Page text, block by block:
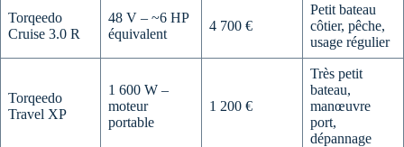
Torqeedo
Cruise 3.0 R
48 V – ~6 HP
équivalent
4 700 €
Petit bateau
côtier, pêche,
usage régulier
Torqeedo
Travel XP
1 600 W –
moteur
portable
1 200 €
Très petit
bateau,
manœuvre
port,
dépannage